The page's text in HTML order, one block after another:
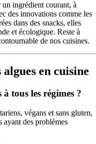
ingrédient courant, à
des innovations comme les
dans des snacks, elles
et écologique. Reste à
de nos cuisines.
en cuisine
à tous les régimes ?
végans et sans gluten,
ayant des problèmes